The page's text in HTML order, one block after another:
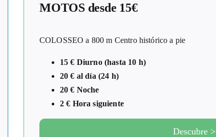
MOTOS desde 15€
COLOSSEO a 800 m Centro histórico a pie
15 € Diurno (hasta 10 h)
20 € al día (24 h)
20 € Noche
2 € Hora siguiente
Descubre >